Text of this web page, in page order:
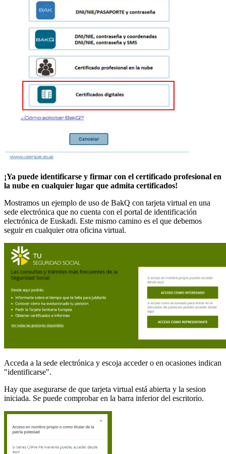
¡Ya puede identificarse y firmar con el certificado profesional en
la nube en cualquier lugar que admita certificados!
Mostramos un ejemplo de uso de BakQ con tarjeta virtual en una
sede electrónica que no cuenta con el portal de identificación
electrónica de Euskadi. Este mismo camino es el que debemos
seguir en cualquier otra oficina virtual.
Acceda a la sede electrónica y escoja acceder o en ocasiones indican
"identificarse".
Hay que asegurarse de que tarjeta virtual está abierta y la sesion
iniciada. Se puede comprobar en la barra inferior del escritorio.